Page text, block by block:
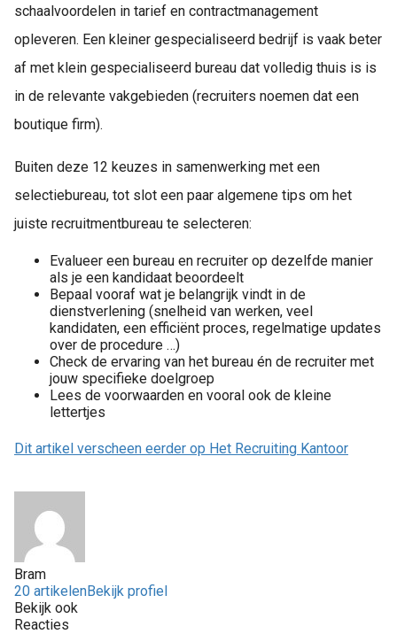
schaalvoordelen in tarief en contractmanagement
opleveren. Een kleiner gespecialiseerd bedrijf is vaak beter
af met klein gespecialiseerd bureau dat volledig thuis is is
in de relevante vakgebieden (recruiters noemen dat een
boutique firm).
Buiten deze 12 keuzes in samenwerking met een
selectiebureau, tot slot een paar algemene tips om het
juiste recruitmentbureau te selecteren:
Evalueer een bureau en recruiter op dezelfde manier
als je een kandidaat beoordeelt
Bepaal vooraf wat je belangrijk vindt in de
dienstverlening (snelheid van werken, veel
kandidaten, een efficiënt proces, regelmatige updates
over de procedure …)
Check de ervaring van het bureau én de recruiter met
jouw specifieke doelgroep
Lees de voorwaarden en vooral ook de kleine
lettertjes
Dit artikel verscheen eerder op Het Recruiting Kantoor
Bram
20 artikelenBekijk profiel
Bekijk ook
Reacties